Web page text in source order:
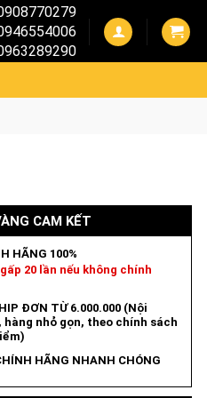
CAM KẾT
HÃNG 100%
20 lần nếu không chính
ĐƠN TỪ 6.000.000 (Nội
hàng nhỏ gọn, theo chính sách
HÃNG NHANH CHÓNG